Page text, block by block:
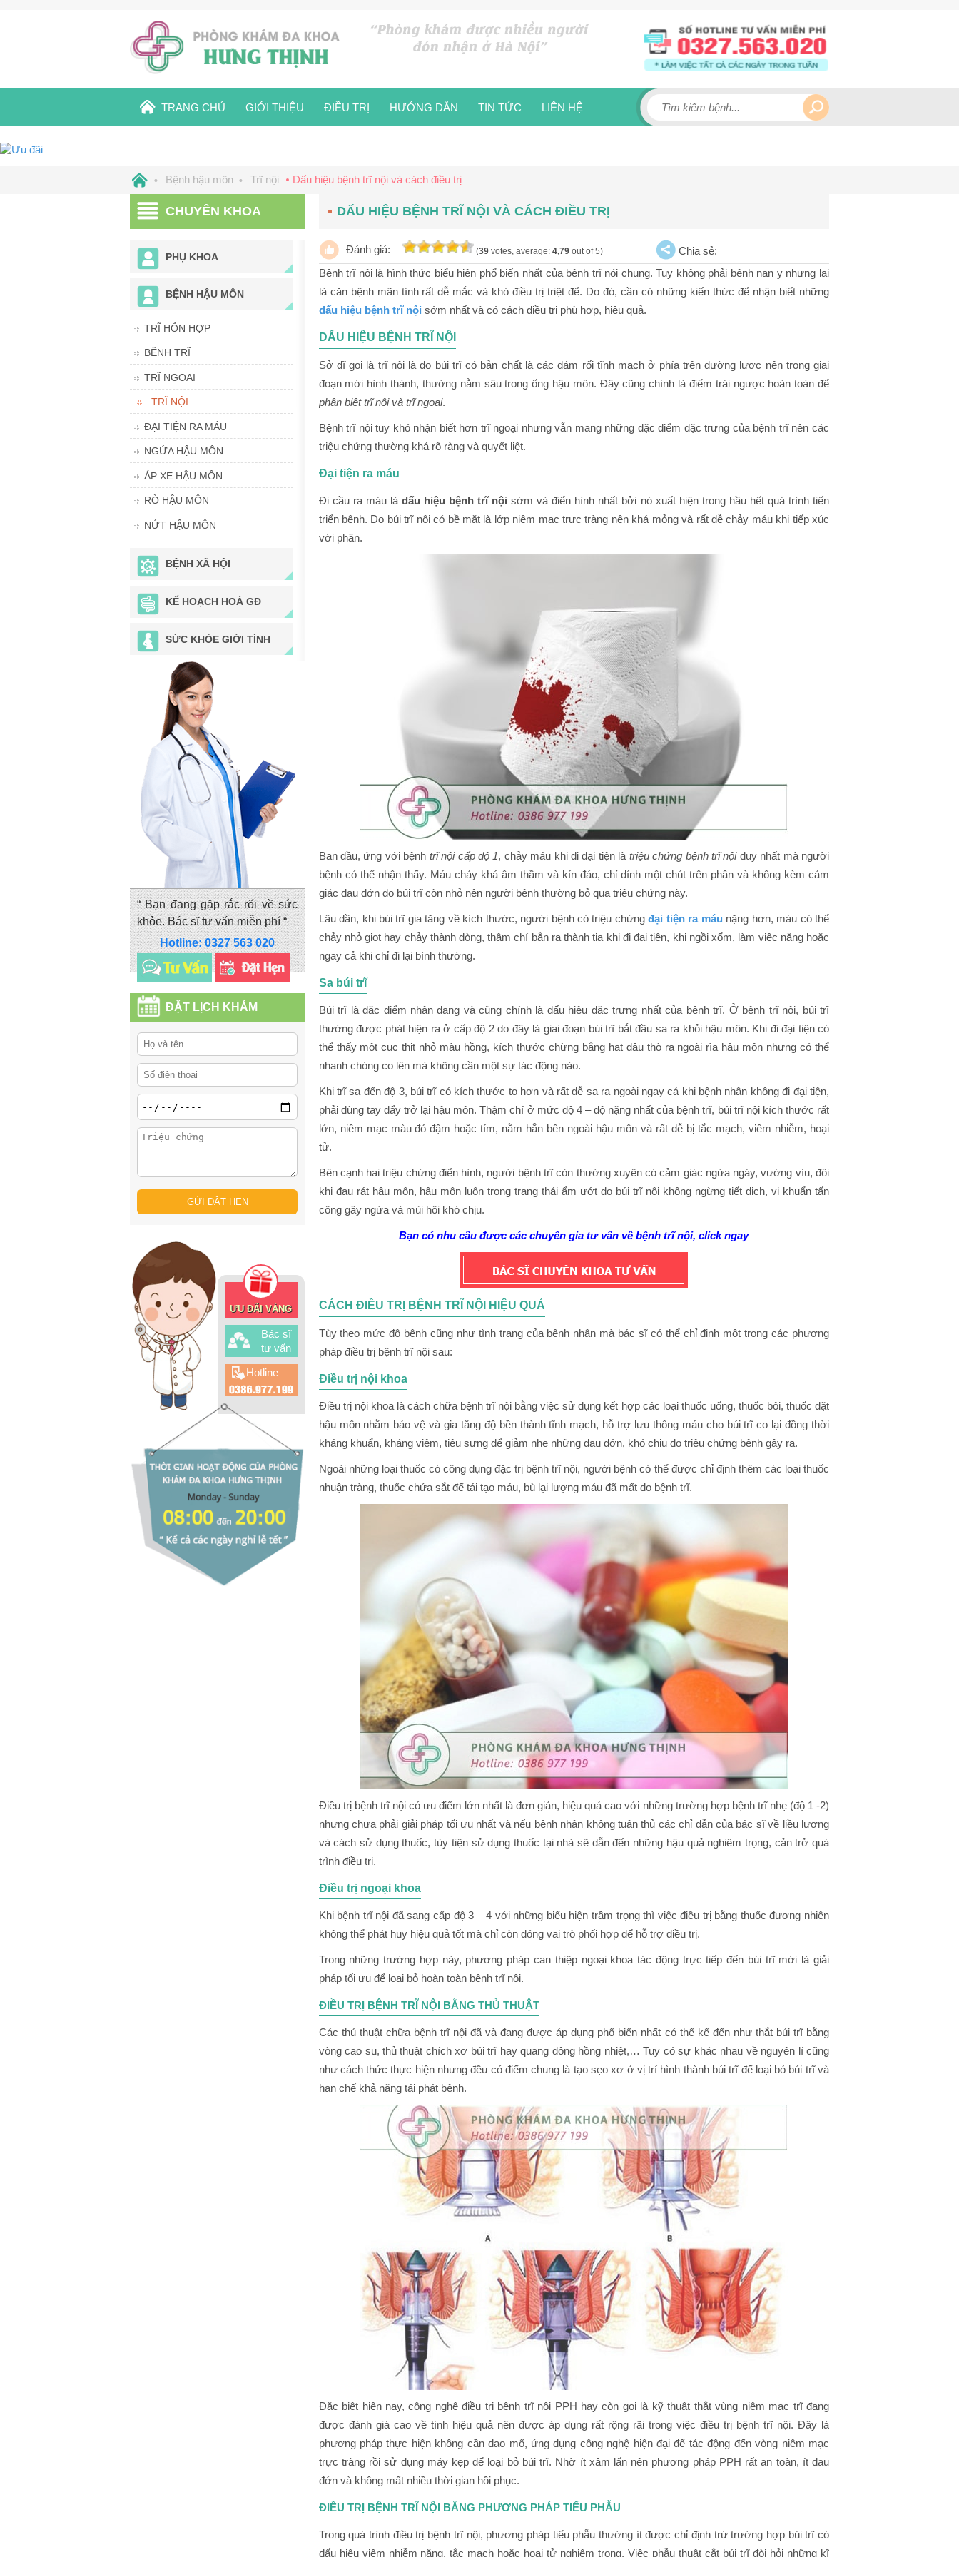
TRANG CHỦ GIỚI THIỆU ĐIỀU TRỊ HƯỚNG DẪN TIN TỨC LIÊN HỆ
Bệnh hậu môn Trĩ nội Dấu hiệu bệnh trĩ nội và cách điều trị
CHUYÊN KHOA
PHỤ KHOA
BỆNH HẬU MÔN
TRĨ HỖN HỢP
BỆNH TRĨ
TRĨ NGOẠI
TRĨ NỘI
ĐẠI TIỆN RA MÁU
NGỨA HẬU MÔN
ÁP XE HẬU MÔN
RÒ HẬU MÔN
NỨT HẬU MÔN
BỆNH XÃ HỘI
KẾ HOẠCH HOÁ GĐ
SỨC KHỎE GIỚI TÍNH
“ Bạn đang gặp rắc rối về sức
khỏe. Bác sĩ tư vấn miễn phí “
Hotline: 0327 563 020
ĐẶT LỊCH KHÁM
ƯU ĐÃI VÀNG
Bác sĩ
tư vấn
Hotline
DẤU HIỆU BỆNH TRĨ NỘI VÀ CÁCH ĐIỀU TRỊ
Đánh giá: (39votes, average: 4,79out of 5)
Chia sẻ:
Bệnh trĩ nội là hình thức biểu hiện phổ biến nhất của bệnh trĩ nói chung. Tuy không phải bệnh nan y nhưng lại
là căn bệnh mãn tính rất dễ mắc và khó điều trị triệt để. Do đó, cần có những kiến thức để nhận biết những
dấu hiệu bệnh trĩ nội sớm nhất và có cách điều trị phù hợp, hiệu quả.
DẤU HIỆU BỆNH TRĨ NỘI
Sở dĩ gọi là trĩ nội là do búi trĩ có bản chất là các đám rối tĩnh mạch ở phía trên đường lược nên trong giai
đoạn mới hình thành, thường nằm sâu trong ống hậu môn. Đây cũng chính là điểm trái ngược hoàn toàn để
phân biệt trĩ nội và trĩ ngoại.
Bệnh trĩ nội tuy khó nhận biết hơn trĩ ngoại nhưng vẫn mang những đặc điểm đặc trưng của bệnh trĩ nên các
triệu chứng thường khá rõ ràng và quyết liệt.
Đại tiện ra máu
Đi cầu ra máu là dấu hiệu bệnh trĩ nội sớm và điển hình nhất bởi nó xuất hiện trong hầu hết quá trình tiến
triển bệnh. Do búi trĩ nội có bề mặt là lớp niêm mạc trực tràng nên khá mỏng và rất dễ chảy máu khi tiếp xúc
với phân.
Ban đầu, ứng với bệnh trĩ nội cấp độ 1, chảy máu khi đi đại tiện là triệu chứng bệnh trĩ nộiduy nhất mà người
bệnh có thể nhận thấy. Máu chảy khá âm thầm và kín đáo, chỉ dính một chút trên phân và không kèm cảm
giác đau đớn do búi trĩ còn nhỏ nên người bệnh thường bỏ qua triệu chứng này.
Lâu dần, khi búi trĩ gia tăng về kích thước, người bệnh có triệu chứngđại tiện ra máu nặng hơn, máu có thể
chảy nhỏ giọt hay chảy thành dòng, thậm chí bắn ra thành tia khi đi đại tiện, khi ngồi xổm, làm việc nặng hoặc
ngay cả khi chỉ đi lại bình thường.
Sa búi trĩ
Búi trĩ là đặc điểm nhận dạng và cũng chính là dấu hiệu đặc trưng nhất của bệnh trĩ. Ở bệnh trĩ nội, búi trĩ
thường được phát hiện ra ở cấp độ 2 do đây là giai đoạn búi trĩ bắt đầu sa ra khỏi hậu môn. Khi đi đại tiện có
thể thấy một cục thịt nhỏ màu hồng, kích thước chừng bằng hạt đậu thò ra ngoài rìa hậu môn nhưng có thể
nhanh chóng co lên mà không cần một sự tác động nào.
Khi trĩ sa đến độ 3, búi trĩ có kích thước to hơn và rất dễ sa ra ngoài ngay cả khi bệnh nhân không đi đại tiện,
phải dùng tay đẩy trở lại hậu môn. Thậm chí ở mức độ 4 – độ nặng nhất của bệnh trĩ, búi trĩ nội kích thước rất
lớn, niêm mạc màu đỏ đậm hoặc tím, nằm hẳn bên ngoài hậu môn và rất dễ bị tắc mạch, viêm nhiễm, hoại
tử.
Bên cạnh hai triệu chứng điển hình, người bệnh trĩ còn thường xuyên có cảm giác ngứa ngáy, vướng víu, đôi
khi đau rát hậu môn, hậu môn luôn trong trạng thái ẩm ướt do búi trĩ nội không ngừng tiết dịch, vi khuẩn tấn
công gây ngứa và mùi hôi khó chịu.
Bạn có nhu cầu được các chuyên gia tư vấn về bệnh trĩ nội, click ngay
CÁCH ĐIỀU TRỊ BỆNH TRĨ NỘI HIỆU QUẢ
Tùy theo mức độ bệnh cũng như tình trạng của bệnh nhân mà bác sĩ có thể chỉ định một trong các phương
pháp điều trị bệnh trĩ nội sau:
Điều trị nội khoa
Điều trị nội khoa là cách chữa bệnh trĩ nội bằng việc sử dụng kết hợp các loại thuốc uống, thuốc bôi, thuốc đặt
hậu môn nhằm bảo vệ và gia tăng độ bền thành tĩnh mạch, hỗ trợ lưu thông máu cho búi trĩ co lại đồng thời
kháng khuẩn, kháng viêm, tiêu sưng để giảm nhẹ những đau đớn, khó chịu do triệu chứng bệnh gây ra.
Ngoài những loại thuốc có công dụng đặc trị bệnh trĩ nội, người bệnh có thể được chỉ định thêm các loại thuốc
nhuận tràng, thuốc chứa sắt để tái tạo máu, bù lại lượng máu đã mất do bệnh trĩ.
Điều trị bệnh trĩ nội có ưu điểm lớn nhất là đơn giản, hiệu quả cao với những trường hợp bệnh trĩ nhẹ (độ 1 -2)
nhưng chưa phải giải pháp tối ưu nhất và nếu bệnh nhân không tuân thủ các chỉ dẫn của bác sĩ về liều lượng
và cách sử dụng thuốc, tùy tiện sử dụng thuốc tại nhà sẽ dẫn đến những hậu quả nghiêm trọng, cản trở quá
trình điều trị.
Điều trị ngoại khoa
Khi bệnh trĩ nội đã sang cấp độ 3 – 4 với những biểu hiện trầm trọng thì việc điều trị bằng thuốc đương nhiên
không thể phát huy hiệu quả tốt mà chỉ còn đóng vai trò phối hợp để hỗ trợ điều trị.
Trong những trường hợp này, phương pháp can thiệp ngoại khoa tác động trực tiếp đến búi trĩ mới là giải
pháp tối ưu để loại bỏ hoàn toàn bệnh trĩ nội.
ĐIỀU TRỊ BỆNH TRĨ NỘI BẰNG THỦ THUẬT
Các thủ thuật chữa bệnh trĩ nội đã và đang được áp dụng phổ biến nhất có thể kể đến như thắt búi trĩ bằng
vòng cao su, thủ thuật chích xơ búi trĩ hay quang đông hồng nhiệt,… Tuy có sự khác nhau về nguyên lí cũng
như cách thức thực hiện nhưng đều có điểm chung là tạo sẹo xơ ở vị trí hình thành búi trĩ để loại bỏ búi trĩ và
hạn chế khả năng tái phát bệnh.
Đặc biệt hiện nay, công nghệ điều trị bệnh trĩ nội PPH hay còn gọi là kỹ thuật thắt vùng niêm mạc trĩ đang
được đánh giá cao về tính hiệu quả nên được áp dụng rất rộng rãi trong việc điều trị bệnh trĩ nội. Đây là
phương pháp thực hiện không cần dao mổ, ứng dụng công nghệ hiện đại để tác động đến vòng niêm mạc
trực tràng rồi sử dụng máy kẹp để loại bỏ búi trĩ. Nhờ ít xâm lấn nên phương pháp PPH rất an toàn, ít đau
đớn và không mất nhiều thời gian hồi phục.
ĐIỀU TRỊ BỆNH TRĨ NỘI BẰNG PHƯƠNG PHÁP TIỂU PHẪU
Trong quá trình điều trị bệnh trĩ nội, phương pháp tiểu phẫu thường ít được chỉ định trừ trường hợp búi trĩ có
dấu hiệu viêm nhiễm nặng, tắc mạch hoặc hoại tử nghiêm trọng. Việc phẫu thuật cắt búi trĩ đòi hỏi những kĩ